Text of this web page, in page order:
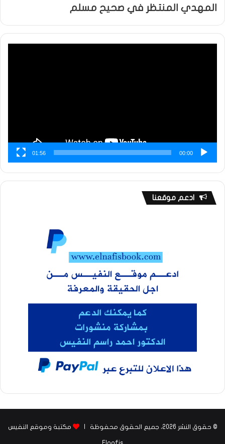
المهدي المنتظر في صحيح مسلم
00:00
01:56
ادعم موقعنا
© حقوق النشر 2026، جميع الحقوق محفوظة | مكتبة وموقع النفيس